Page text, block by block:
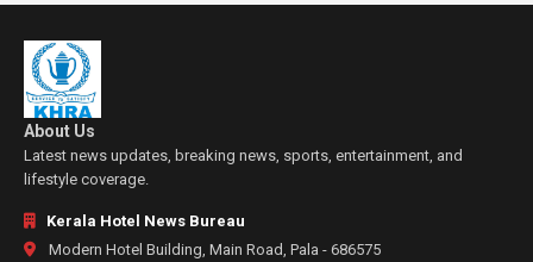
About Us
Latest news updates, breaking news, sports, entertainment, and
lifestyle coverage.
Kerala Hotel News Bureau
Modern Hotel Building, Main Road, Pala - 686575